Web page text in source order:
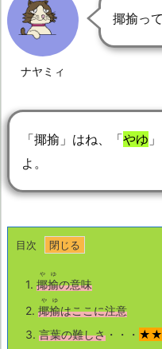
ナヤミィ
揶揄っ
「揶揄」はね、「やゆ
よ。
目次
1. 揶揄
やゆ
の意味
2. 揶揄
やゆ
はここに注意
3. 言葉の難しさ ・・・